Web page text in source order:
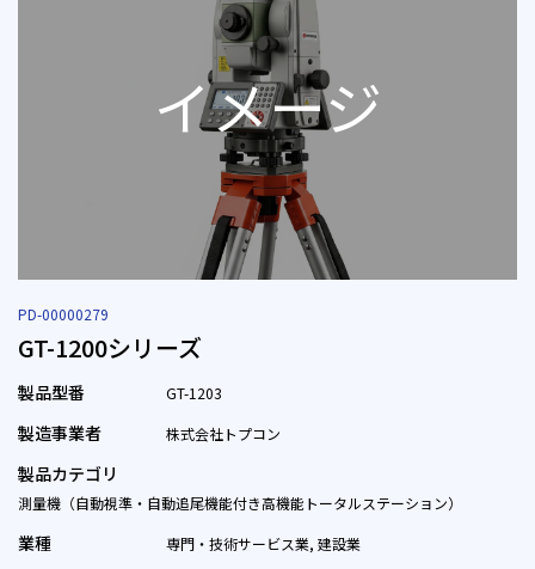
PD-00000279
GT-1200シリーズ
製品型番 GT-1203
製造事業者 株式会社トプコン
製品カテゴリ
測量機（自動視準・自動追尾機能付き高機能トータルステーション）
業種 専門・技術サービス業, 建設業